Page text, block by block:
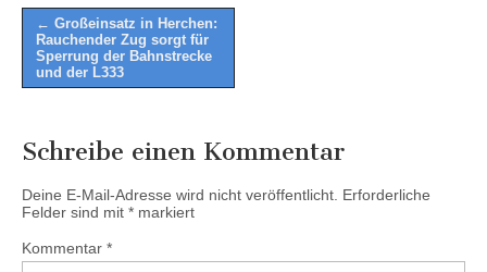
Post
navigation
← Großeinsatz in Herchen:
Rauchender Zug sorgt für
Sperrung der Bahnstrecke
und der L333
Schreibe einen Kommentar
Deine E-Mail-Adresse wird nicht veröffentlicht. Erforderliche
Felder sind mit * markiert
Kommentar *